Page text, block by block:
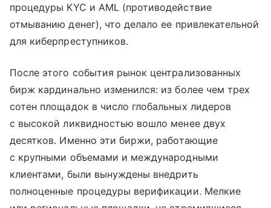
процедуры KYC и AML (противодействие
отмыванию денег), что делало ее привлекательной
для киберпреступников.
После этого события рынок централизованных
бирж кардинально изменился: из более чем трех
сотен площадок в число глобальных лидеров
с высокой ликвидностью вошло менее двух
десятков. Именно эти биржи, работающие
с крупными объемами и международными
клиентами, были вынуждены внедрить
полноценные процедуры верификации. Мелкие